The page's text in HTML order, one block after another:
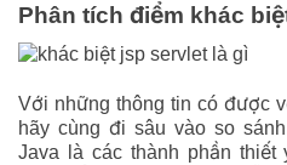
Phân tích điểm khác
Với những thông tin có được
hãy cùng đi sâu vào so
Java là các thành phần thiết